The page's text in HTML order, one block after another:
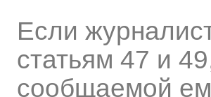
Если
статьям 47 и
сообщаемой